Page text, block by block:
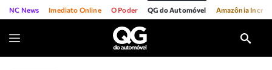
NC News Imediato Online O Poder QG do Automóvel Amazônia